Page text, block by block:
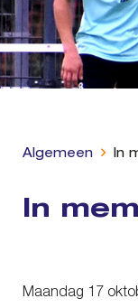
Algemeen In
In
Maandag 17